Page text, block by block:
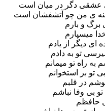
عشقی دگر در میان است
ی من چو آتشفشان است
برگ و بارم
میسپارم
دیگر از یادم
تو به دادم
راه تو میمانم
بر استخوانم
در قلبم
بی وفا نباشم
حافظم